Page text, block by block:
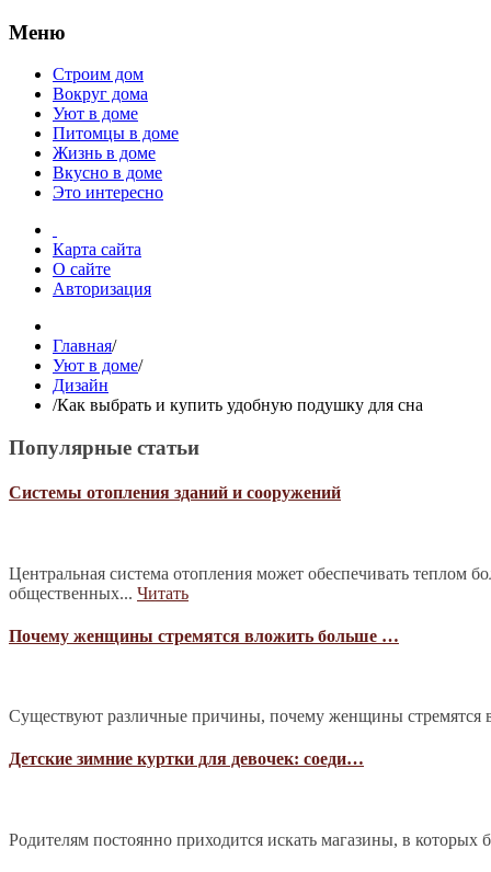
Меню
Строим дом
Вокруг дома
Уют в доме
Питомцы в доме
Жизнь в доме
Вкусно в доме
Это интересно
Карта сайта
О сайте
Авторизация
Главная/
Уют в доме/
Дизайн
/Как выбрать и купить удобную подушку для сна
Популярные статьи
Системы отопления зданий и сооружений
Центральная система отопления может обеспечивать
общественных... Читать
Почему женщины стремятся вложить больше …
Существуют различные причины, почему женщины
Детские зимние куртки для девочек: соеди…
Родителям постоянно приходится искать магазины, в